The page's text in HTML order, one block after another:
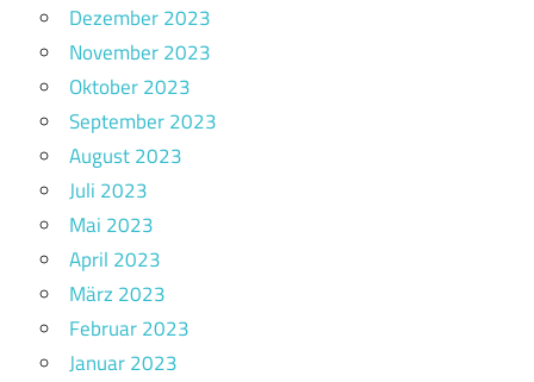
Dezember 2023
November 2023
Oktober 2023
September 2023
August 2023
Juli 2023
Mai 2023
April 2023
März 2023
Februar 2023
Januar 2023